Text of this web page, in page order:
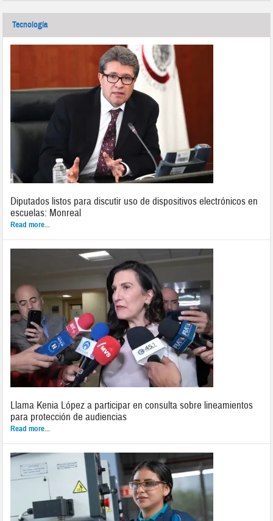
Tecnología
Diputados listos para discutir uso de dispositivos electrónicos en
escuelas: Monreal
Read more...
Llama Kenia López a participar en consulta sobre lineamientos
para protección de audiencias
Read more...